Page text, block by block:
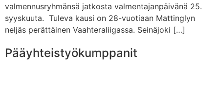
valmennusryhmänsä jatkosta valmentajanpäivänä 25.
syyskuuta. Tuleva kausi on 28-vuotiaan Mattinglyn
neljäs perättäinen Vaahteraliigassa. Seinäjoki […]
Pääyhteistyökumppanit